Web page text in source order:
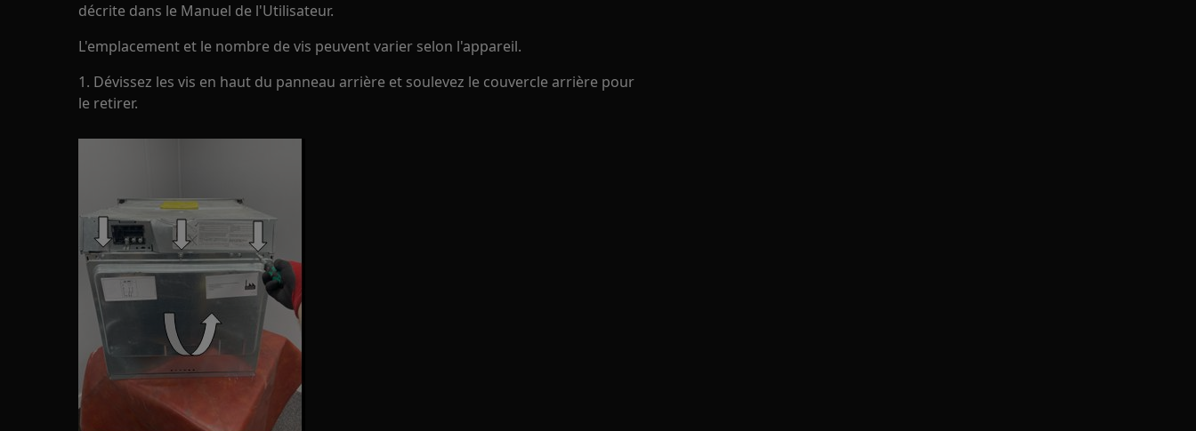
décrite dans le Manuel de l'Utilisateur.
L'emplacement et le nombre de vis peuvent varier selon l'appareil.
1. Dévissez les vis en haut du panneau arrière et soulevez le couvercle arrière pour
le retirer.